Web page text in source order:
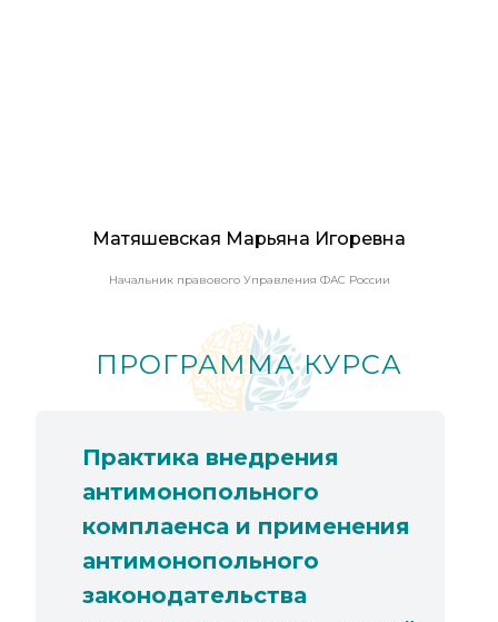
Матяшевская Марьяна Игоревна
Начальник правового Управления ФАС России
ПРОГРАММА КУРСА
Практика внедрения
антимонопольного
комплаенса и применения
антимонопольного
законодательства